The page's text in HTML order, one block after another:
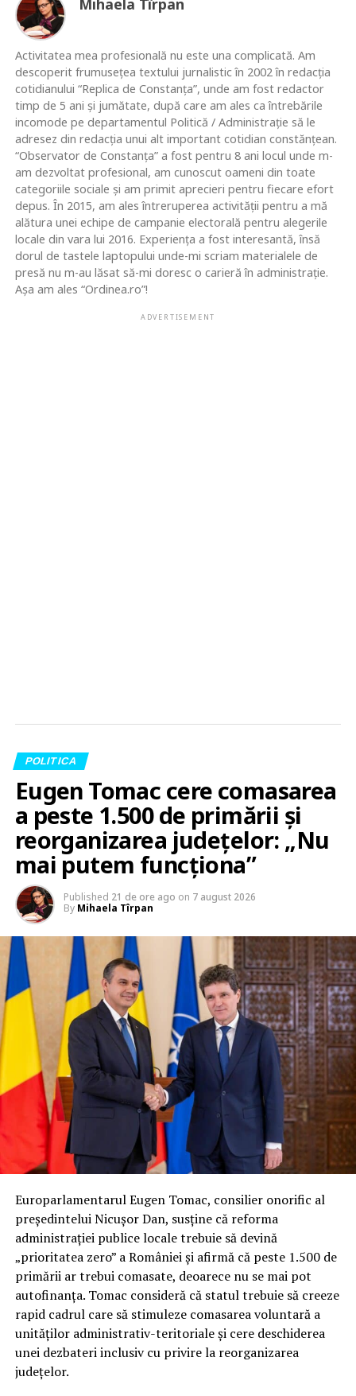
Mihaela Tîrpan
Activitatea mea profesională nu este una complicată. Am
descoperit frumusețea textului jurnalistic în 2002 în redacția
cotidianului “Replica de Constanța”, unde am fost redactor
timp de 5 ani și jumătate, după care am ales ca întrebările
incomode pe departamentul Politică / Administrație să le
adresez din redacția unui alt important cotidian constănțean.
“Observator de Constanța” a fost pentru 8 ani locul unde m-
am dezvoltat profesional, am cunoscut oameni din toate
categoriile sociale și am primit aprecieri pentru fiecare efort
depus. În 2015, am ales întreruperea activității pentru a mă
alătura unei echipe de campanie electorală pentru alegerile
locale din vara lui 2016. Experiența a fost interesantă, însă
dorul de tastele laptopului unde-mi scriam materialele de
presă nu m-au lăsat să-mi doresc o carieră în administrație.
Așa am ales “Ordinea.ro”!
ADVERTISEMENT
POLITICA
Eugen Tomac cere comasarea
a peste 1.500 de primării și
reorganizarea județelor: „Nu
mai putem funcționa”
Published 21 de ore ago on 7 august 2026
By Mihaela Tîrpan
Europarlamentarul Eugen Tomac, consilier onorific al
președintelui Nicușor Dan, susține că reforma
administrației publice locale trebuie să devină
„prioritatea zero” a României și afirmă că peste 1.500 de
primării ar trebui comasate, deoarece nu se mai pot
autofinanța. Tomac consideră că statul trebuie să creeze
rapid cadrul care să stimuleze comasarea voluntară a
unităților administrativ-teritoriale și cere deschiderea
unei dezbateri inclusiv cu privire la reorganizarea
județelor.